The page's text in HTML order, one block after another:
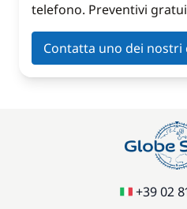
telefono. Preventivi
Contatta uno dei nostri
+39 02